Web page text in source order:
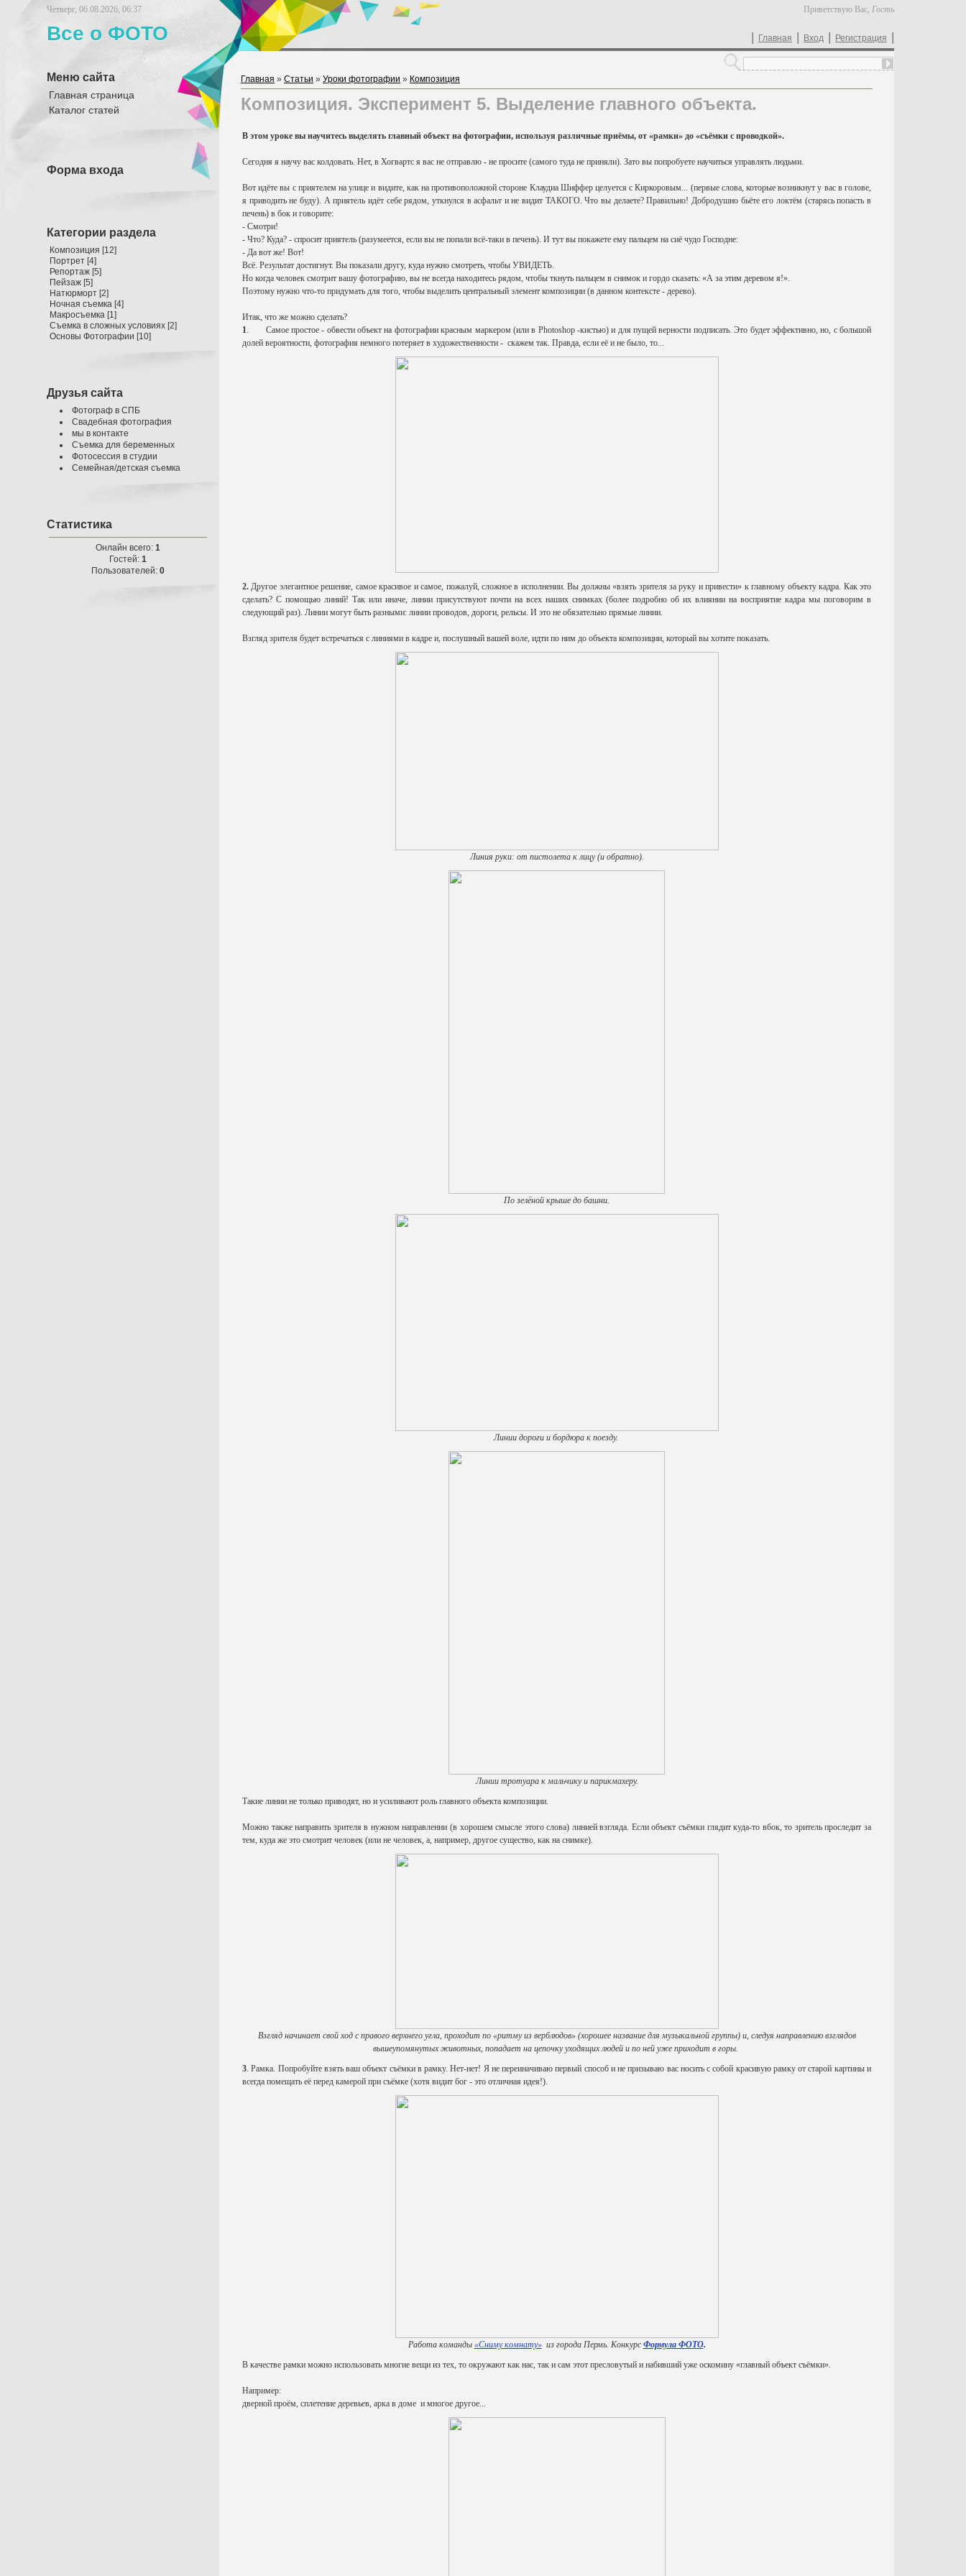
Четверг, 06.08.2026, 06:37 Приветствую Вас, Гость
Все о ФОТО | Главная | Вход | Регистрация |
Меню сайта
Главная страница
Каталог статей
Форма входа
Категории раздела
Композиция [12]
Портрет [4]
Репортаж [5]
Пейзаж [5]
Натюрморт [2]
Ночная съемка [4]
Макросъемка [1]
Съемка в сложных условиях [2]
Основы Фотографии [10]
Друзья сайта
Фотограф в СПБ
Свадебная фотография
мы в контакте
Съемка для беременных
Фотосессия в студии
Семейная/детская съемка
Статистика
Онлайн всего: 1
Гостей: 1
Пользователей: 0
Главная » Статьи » Уроки фотографии » Композиция
Композиция. Эксперимент 5. Выделение главного объекта.
В этом уроке вы научитесь выделять главный объект на фотографии, используя различные приёмы, от «рамки» до «съёмки с проводкой».
Сегодня я научу вас колдовать. Нет, в Хогвартс я вас не отправлю - не просите (самого туда не приняли). Зато вы попробуете научиться управлять людьми.
Вот идёте вы с приятелем на улице и видите, как на противоположной стороне Клаудиа Шиффер целуется с Киркоровым... (первые слова, которые возникнут у вас в голове,
я приводить не буду). А приятель идёт себе рядом, уткнулся в асфальт и не видит ТАКОГО. Что вы делаете? Правильно! Добродушно бьёте его локтём (старясь попасть в
печень) в бок и говорите:
- Смотри!
- Что? Куда? - спросит приятель (разумеется, если вы не попали всё-таки в печень). И тут вы покажете ему пальцем на сиё чудо Господне:
- Да вот же! Вот!
Всё. Результат достигнут. Вы показали другу, куда нужно смотреть, чтобы УВИДЕТЬ.
Но когда человек смотрит вашу фотографию, вы не всегда находитесь рядом, чтобы ткнуть пальцем в снимок и гордо сказать: «А за этим деревом я!».
Поэтому нужно что-то придумать для того, чтобы выделить центральный элемент композиции (в данном контексте - дерево).
Итак, что же можно сделать?
1. Самое простое - обвести объект на фотографии красным маркером (или в Photoshop -кистью) и для пущей верности подписать. Это будет эффективно, но, с большой
долей вероятности, фотография немного потеряет в художественности - скажем так. Правда, если её и не было, то...
2. Другое элегантное решение, самое красивое и самое, пожалуй, сложное в исполнении. Вы должны «взять зрителя за руку и привести» к главному объекту кадра. Как это
сделать? С помощью линий! Так или иначе, линии присутствуют почти на всех наших снимках (более подробно об их влиянии на восприятие кадра мы поговорим в
следующий раз). Линии могут быть разными: линии проводов, дороги, рельсы. И это не обязательно прямые линии.
Взгляд зрителя будет встречаться с линиями в кадре и, послушный вашей воле, идти по ним до объекта композиции, который вы хотите показать.
Линия руки: от пистолета к лицу (и обратно).
По зелёной крыше до башни.
Линии дороги и бордюра к поезду.
Линии тротуара к мальчику и парикмахеру.
Такие линии не только приводят, но и усиливают роль главного объекта композиции.
Можно также направить зрителя в нужном направлении (в хорошем смысле этого слова) линией взгляда. Если объект съёмки глядит куда-то вбок, то зритель проследит за
тем, куда же это смотрит человек (или не человек, а, например, другое существо, как на снимке).
Взгляд начинает свой ход с правого верхнего угла, проходит по «ритму из верблюдов» (хорошее название для музыкальной группы) и, следуя направлению взглядов
вышеупомянутых животных, попадает на цепочку уходящих людей и по ней уже приходит в горы.
3. Рамка. Попробуйте взять ваш объект съёмки в рамку. Нет-нет! Я не переиначиваю первый способ и не призываю вас носить с собой красивую рамку от старой картины и
всегда помещать её перед камерой при съёмке (хотя видит бог - это отличная идея!).
Работа команды «Сниму комнату»из города Пермь. Конкурс Формула ФОТО.
В качестве рамки можно использовать многие вещи из тех, то окружают как нас, так и сам этот пресловутый и набивший уже оскомину «главный объект съёмки».
Например:
дверной проём, сплетение деревьев, арка в доме и многое другое...